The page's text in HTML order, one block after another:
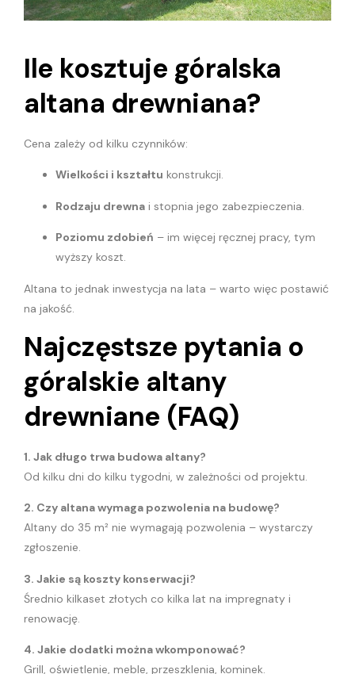
Ile kosztuje góralska
altana drewniana?
Cena zależy od kilku czynników:
Wielkości i kształtu konstrukcji.
Rodzaju drewna i stopnia jego zabezpieczenia.
Poziomu zdobień – im więcej ręcznej pracy, tym
wyższy koszt.
Altana to jednak inwestycja na lata – warto więc postawić
na jakość.
Najczęstsze pytania o
góralskie altany
drewniane (FAQ)
1. Jak długo trwa budowa altany?
Od kilku dni do kilku tygodni, w zależności od projektu.
2. Czy altana wymaga pozwolenia na budowę?
Altany do 35 m² nie wymagają pozwolenia – wystarczy
zgłoszenie.
3. Jakie są koszty konserwacji?
Średnio kilkaset złotych co kilka lat na impregnaty i
renowację.
4. Jakie dodatki można wkomponować?
Grill, oświetlenie, meble, przeszklenia, kominek.